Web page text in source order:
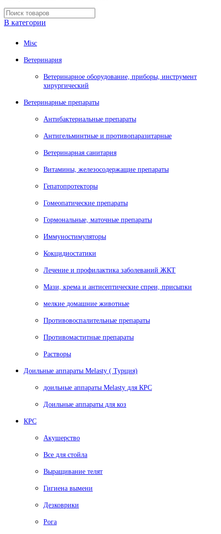
В категории
Misc
Ветеринария
Ветеринарное оборудование, приборы, инструмент
хирургический
Ветеринарные препараты
Антибактериальные препараты
Антигельминтные и противопаразитарные
Ветеринарная санитария
Витамины, железосодержащие препараты
Гепатопротекторы
Гомеопатические препараты
Гормональные, маточные препараты
Иммуностимуляторы
Кокцидиостатики
Лечение и профилактика заболеваний ЖКТ
Мази, крема и антисептические спреи, присыпки
мелкие домашние животные
Противовоспалительные препараты
Противомаститные препараты
Растворы
Доильные аппараты Melasty ( Турция)
доильные аппараты Melasty для КРС
Доильные аппараты для коз
КРС
Акушерство
Все для стойла
Выращивание телят
Гигиена вымени
Дезковрики
Рога